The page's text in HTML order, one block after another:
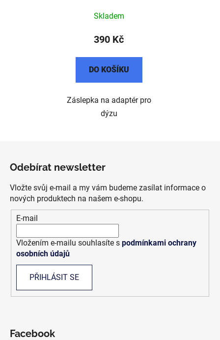
Skladem
390 Kč
DO KOŠÍKU
Záslepka na adaptér pro
dýzu
Odebírat newsletter
Vložte svůj e-mail a my vám budeme zasílat informace o
nových produktech na našem e-shopu.
E-mail
Vložením e-mailu souhlasíte s podmínkami ochrany
osobních údajů
PŘIHLÁSIT SE
Facebook